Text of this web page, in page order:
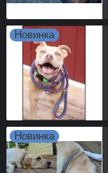
Новинка
Новинка